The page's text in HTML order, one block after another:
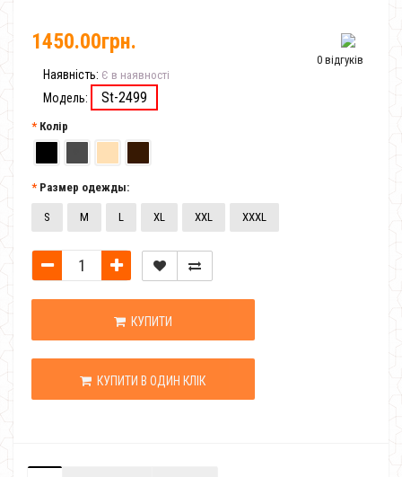
0 відгуків
1450.00грн.
Наявність: Є в наявності
Модель: St-2499
Колір
Размер одежды:
S M L XL XXL XXXL
КУПИТИ
КУПИТИ В ОДИН КЛІК